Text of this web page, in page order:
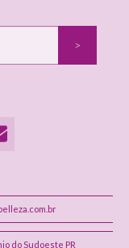
do Sudoeste PR